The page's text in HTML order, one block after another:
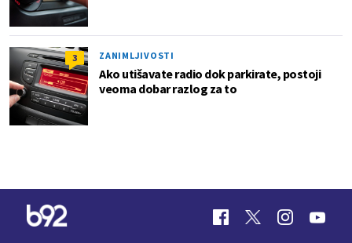
3 ZANIMLJIVOSTI
Ako utišavate radio dok parkirate, postoji
veoma dobar razlog za to